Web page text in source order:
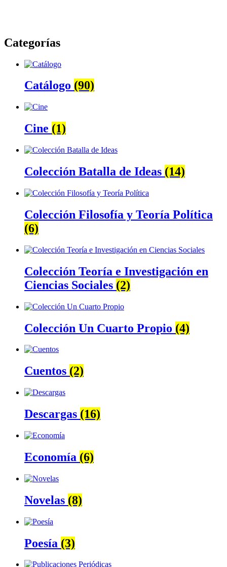
Categorías
Catálogo (90)
Cine (1)
Colección Batalla de Ideas (14)
Colección Filosofía y Teoría Política
(6)
Colección Teoría e Investigación en
Ciencias Sociales (2)
Colección Un Cuarto Propio (4)
Cuentos (2)
Descargas (16)
Economía (6)
Novelas (8)
Poesía (3)